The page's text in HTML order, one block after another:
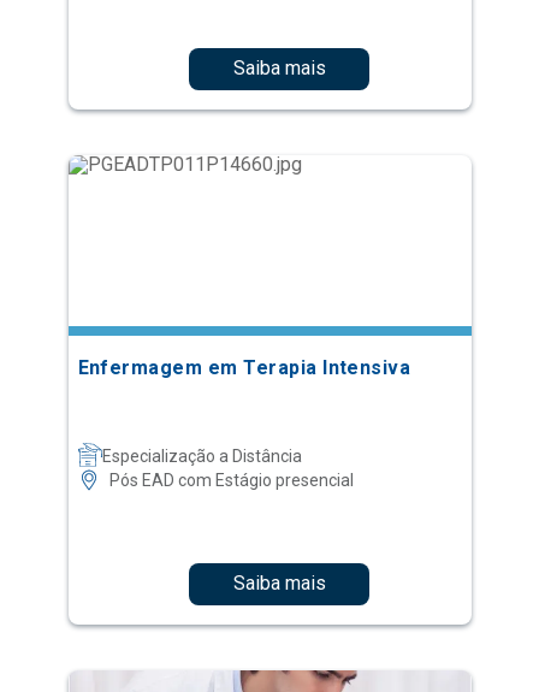
Saiba mais
Enfermagem em Terapia Intensiva
Especialização a Distância
Pós EAD com Estágio presencial
Saiba mais